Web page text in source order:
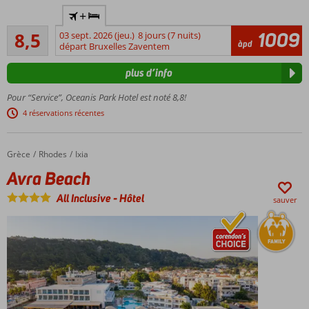
confortables
(familiales)
Hébergement
certificat de
durabilité
reconnu par
de la
plage
et du
d'Ixia
Restaurants
et magasins
accessibles
à pied
Restaurant
avec show
cooking
Séjournez
8,5
Recommandé
761
commentaires
+
03 sept. 2026 (jeu.) 8 jours (7 nuits)
départ Bruxelles Zaventem
àpd 1009
Pour “Service”, Oceanis Park Hotel est noté 8,8!
4 réservations récentes
plus d’info
Accueil
Grèce Rhodes Ixia
Avra Beach
Avra Beach
All Inclusive-Hôtel sauver